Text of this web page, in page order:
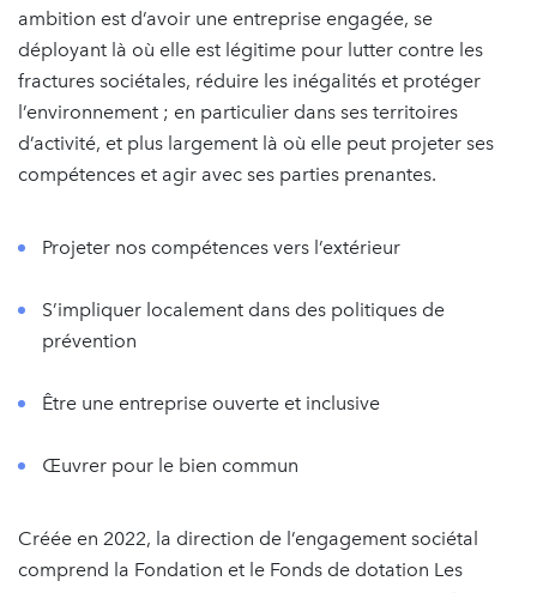
ambition est d’avoir une entreprise engagée, se
déployant là où elle est légitime pour lutter contre les
fractures sociétales, réduire les inégalités et protéger
l’environnement ; en particulier dans ses territoires
d’activité, et plus largement là où elle peut projeter ses
compétences et agir avec ses parties prenantes.
Projeter nos compétences vers l’extérieur
S’impliquer localement dans des politiques de
prévention
Être une entreprise ouverte et inclusive
Œuvrer pour le bien commun
Créée en 2022, la direction de l’engagement sociétal
comprend la Fondation et le Fonds de dotation Les